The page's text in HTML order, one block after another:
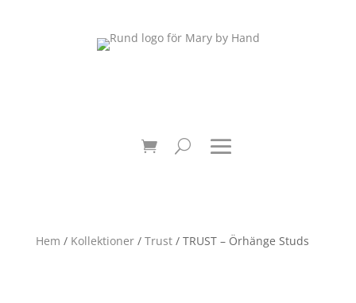
Hem / Kollektioner/ Trust/ TRUST – Örhänge Studs